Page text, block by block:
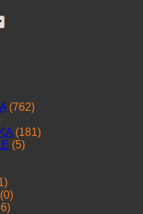
(762)
(181)
(5)
(0)